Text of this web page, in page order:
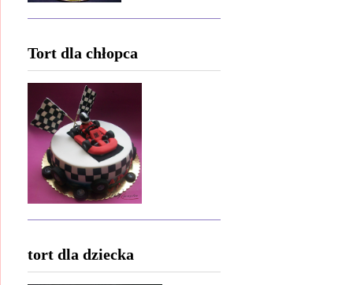
Tort dla chłopca
tort dla dziecka